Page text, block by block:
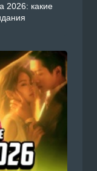
2026: какие